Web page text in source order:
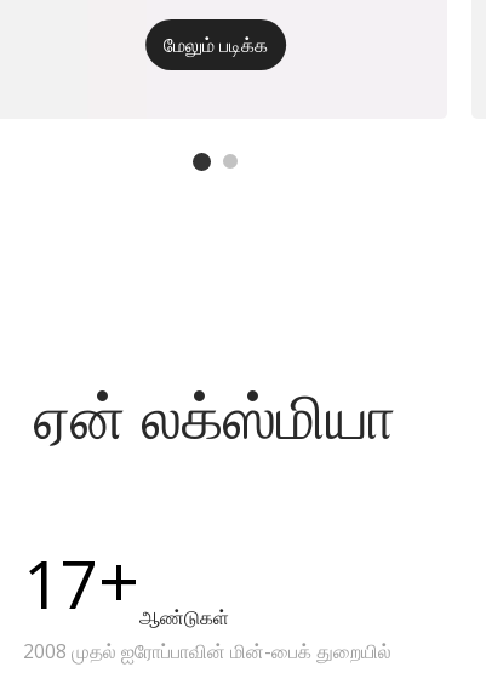
மேலும் படிக்க
ஏன் லக்ஸ்மியா
17+ஆண்டுகள்
2008 முதல் ஐரோப்பாவின் மின்-பைக் துறையில்